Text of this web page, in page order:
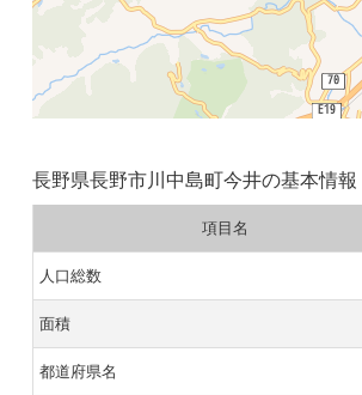
長野県長野市川中島町今井の基本情報
項目名
人口総数
面積
都道府県名